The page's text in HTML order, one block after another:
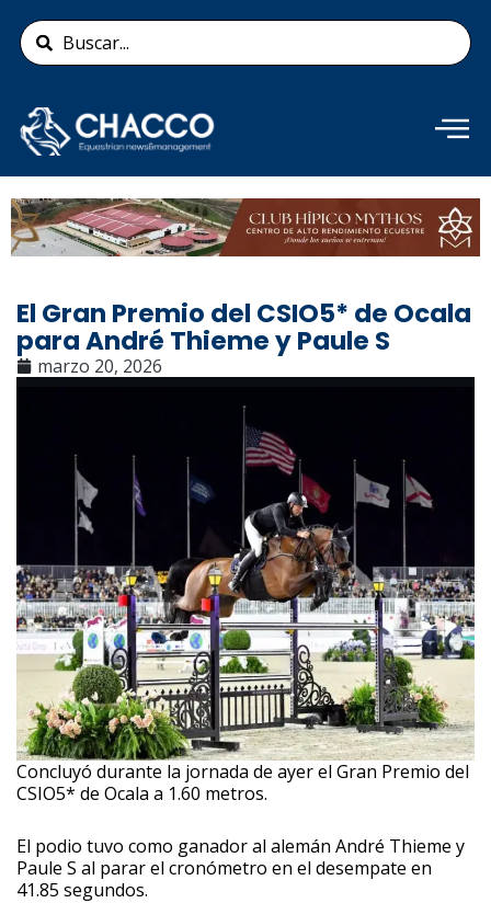
contenido
Search
...
Añade aquí tu texto de
cabecera
El Gran Premio del CSIO5* de Ocala
para André Thieme y Paule S
marzo 20, 2026
Concluyó durante la jornada de ayer el Gran Premio del
CSIO5* de Ocala a 1.60 metros.
El podio tuvo como ganador al alemán André Thieme y
Paule S al parar el cronómetro en el desempate en
41.85 segundos.